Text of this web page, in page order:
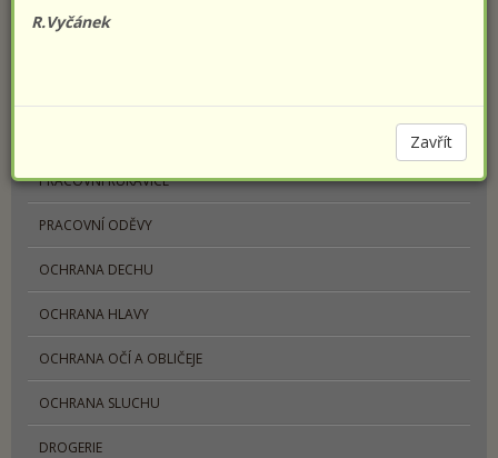
PRACOVNÍ RUKAVICE
PRACOVNÍ ODĚVY
OCHRANA DECHU
OCHRANA HLAVY
OCHRANA OČÍ A OBLIČEJE
OCHRANA SLUCHU
DROGERIE
R.Vyčánek
Zavřít